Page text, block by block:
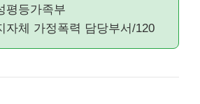
평등가족부
자체 가정폭력 담당부서/120